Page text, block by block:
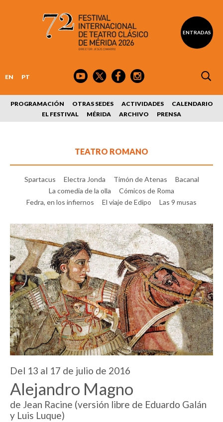
ENTRADAS
EN PT
PROGRAMACIÓN OTRAS SEDES ACTIVIDADES
CALENDARIO
EL FESTIVAL
MÉRIDA ARCHIVO PRENSA
TEATRO ROMANO
Spartacus Electra Jonda Timón de Atenas
Bacanal
La comedia de la olla
Cómicos de Roma
Fedra, en los infiernos
El viaje de Edipo Las 9 musas
Del 13 al 17 de julio de 2016
Alejandro Magno
de Jean Racine (versión libre de Eduardo Galán
y Luis Luque)